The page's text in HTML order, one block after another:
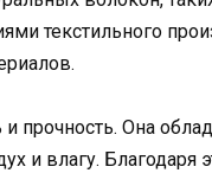
текстильного
и прочность. Она
и влагу. Благодаря